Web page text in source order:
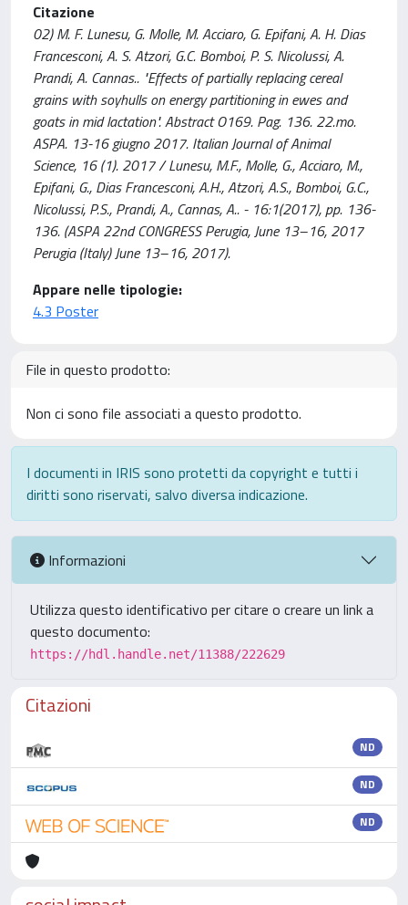
Citazione
02) M. F. Lunesu, G. Molle, M. Acciaro, G. Epifani, A. H. Dias
Francesconi, A. S. Atzori, G.C. Bomboi, P. S. Nicolussi, A.
Prandi, A. Cannas.. "Effects of partially replacing cereal
grains with soyhulls on energy partitioning in ewes and
goats in mid lactation". Abstract O169. Pag. 136. 22.mo.
ASPA. 13-16 giugno 2017. Italian Journal of Animal
Science, 16 (1). 2017 / Lunesu, M.F., Molle, G., Acciaro, M.,
Epifani, G., Dias Francesconi, A.H., Atzori, A.S., Bomboi, G.C.,
Nicolussi, P.S., Prandi, A., Cannas, A.. - 16:1(2017), pp. 136-
136. (ASPA 22nd CONGRESS Perugia, June 13–16, 2017
Perugia (Italy) June 13–16, 2017).
Appare nelle tipologie:
4.3 Poster
File in questo prodotto:
Non ci sono file associati a questo prodotto.
I documenti in IRIS sono protetti da copyright e tutti i
diritti sono riservati, salvo diversa indicazione.
Informazioni
Utilizza questo identificativo per citare o creare un link a
questo documento:
https://hdl.handle.net/11388/222629
Citazioni
ND
ND
ND